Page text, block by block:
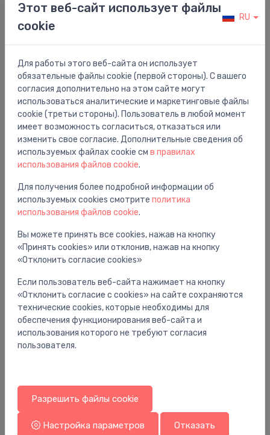
⬤Dušas kabīne Simple Square, 900x900 mm, h=2050,
komplektā paliktnis, sifons un maisītājs, balts/caur
Душевые кабины
⬤Dušas kabīne Vinata Comfort, 1200x900 mm,
h=2160, komplektā dušas sistēma, atbalsta rokturi,
hroms/a
4,346.01 €
Этот веб-сайт использует файлы
cookie
RU
Для работы этого веб-сайта он использует
обязательные файлы cookie (первой стороны). С вашего
согласия дополнительно на этом сайте могут
использоваться аналитические и маркетинговые файлы
cookie (третьи стороны). Пользователь в любой момент
имеет возможность согласиться, отказаться или
изменить свое согласие. Дополнительные сведения об
используемых файлах cookie см в правилах
использования файлов cookie.
Для получения более подробной информации об
используемых cookies смотрите политика
использования файлов cookie.
Вы можете принять все cookies, нажав на кнопку
«Принять cookies» или отклонив, нажав на кнопку
«Отклонить согласие cookies»
Если пользователь веб-сайта нажимает на кнопку
«Отклонить согласие с cookies» на сайте сохраняются
технические cookies, которые необходимы для
обеспечения функционирования веб-сайта и
использования которого не требуют согласия
пользователя.
Разрешить файлы cookie
Настройка параметров Отказать